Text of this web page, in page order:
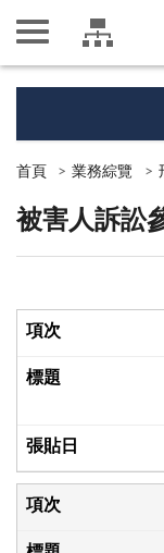
首頁 業務綜覽
被害人訴訟